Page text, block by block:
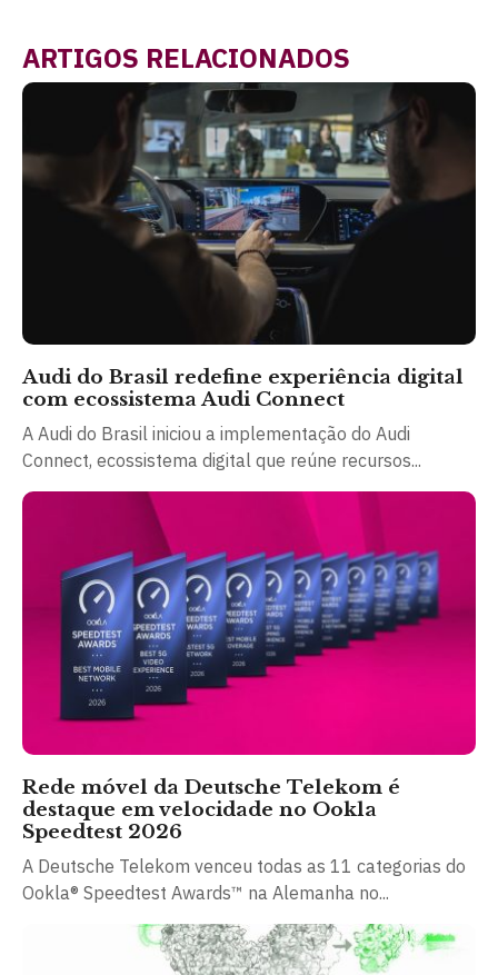
ARTIGOS RELACIONADOS
Audi do Brasil redefine experiência digital
com ecossistema Audi Connect
A Audi do Brasil iniciou a implementação do Audi
Connect, ecossistema digital que reúne recursos...
Rede móvel da Deutsche Telekom é
destaque em velocidade no Ookla
Speedtest 2026
A Deutsche Telekom venceu todas as 11 categorias do
Ookla® Speedtest Awards™ na Alemanha no...